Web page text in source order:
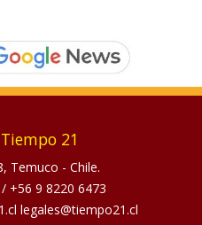
21
Temuco - Chile.
/ +56 9 8220 6473
legales@tiempo21.cl